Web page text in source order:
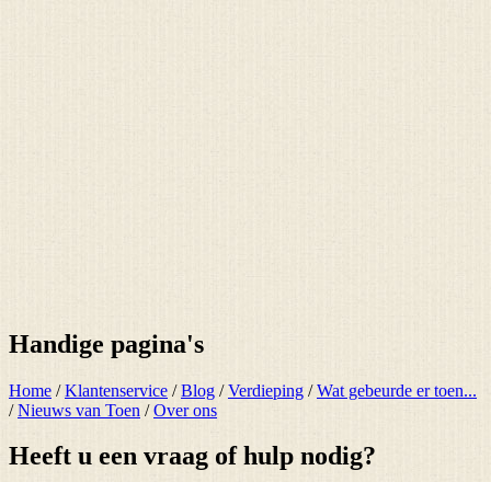
Handige pagina's
Home /Klantenservice /Blog /Verdieping /Wat gebeurde er toen...
/Nieuws van Toen /Over ons
Heeft u een vraag of hulp nodig?